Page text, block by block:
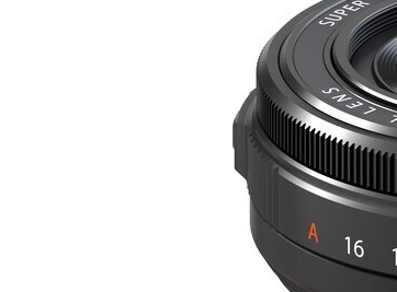
СРЕДСТВА ДЛЯ ОЧИСТКИ ОПТИКИ